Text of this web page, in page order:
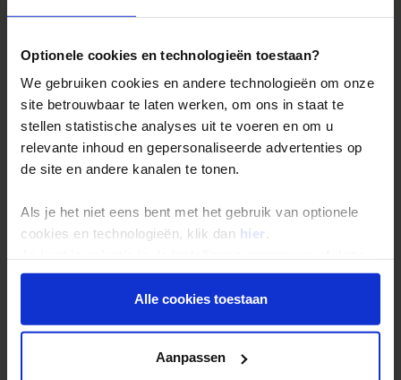
Optionele cookies en technologieën toestaan?
We gebruiken cookies en andere technologieën om onze
site betrouwbaar te laten werken, om ons in staat te
stellen statistische analyses uit te voeren en om u
relevante inhoud en gepersonaliseerde advertenties op
de site en andere kanalen te tonen.
Als je het niet eens bent met het gebruik van optionele
cookies en technologieën, klik dan hier .
onder aan de pagina op elk gewenst moment voor de
toekomst wijzigen.Alle cookies toestaan
Aanpassen
Inloggen op mijn.Shoestring
Reisthema's
Groepsreizen
Festivalreizen
Gegarandeerde reizen
Nieuwe reizen
Over Shoestring
Bel, mail of chat met ons